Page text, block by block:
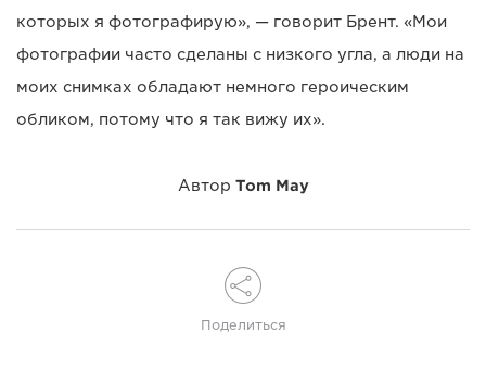
которых я фотографирую», — говорит Брент. «Мои
фотографии часто сделаны с низкого угла, а люди на
моих снимках обладают немного героическим
обликом, потому что я так вижу их».
Автор Tom May
Поделиться